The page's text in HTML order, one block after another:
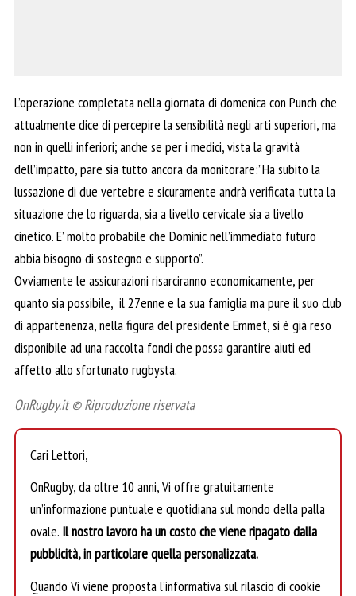
L’operazione completata nella giornata di domenica con Punch che
attualmente dice di percepire la sensibilità negli arti superiori, ma
non in quelli inferiori; anche se per i medici, vista la gravità
dell’impatto, pare sia tutto ancora da monitorare:”Ha subito la
lussazione di due vertebre e sicuramente andrà verificata tutta la
situazione che lo riguarda, sia a livello cervicale sia a livello
cinetico. E’ molto probabile che Dominic nell’immediato futuro
abbia bisogno di sostegno e supporto”.
Ovviamente le assicurazioni risarciranno economicamente, per
quanto sia possibile, il 27enne e la sua famiglia ma pure il suo club
di appartenenza, nella figura del presidente Emmet, si è già reso
disponibile ad una raccolta fondi che possa garantire aiuti ed
affetto allo sfortunato rugbysta.
OnRugby.it © Riproduzione riservata
Cari Lettori,
OnRugby, da oltre 10 anni, Vi offre gratuitamente
un’informazione puntuale e quotidiana sul mondo della palla
ovale. Il nostro lavoro ha un costo che viene ripagato dalla
pubblicità, in particolare quella personalizzata.
Quando Vi viene proposta l’informativa sul rilascio di cookie